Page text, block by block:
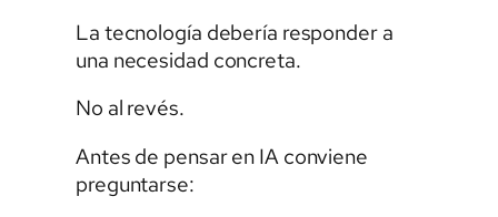
La tecnología debería responder a
una necesidad concreta.
No al revés.
Antes de pensar en IA conviene
preguntarse: